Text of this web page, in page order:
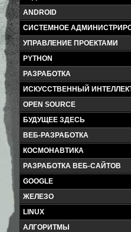
ANDROID
СИСТЕМНОЕ
УПРАВЛЕНИЕ ПРОЕКТАМИ
PYTHON
РАЗРАБОТКА
ИСКУССТВЕННЫЙ
OPEN SOURCE
БУДУЩЕЕ ЗДЕСЬ
ВЕБ-РАЗРАБОТКА
КОСМОНАВТИКА
РАЗРАБОТКА ВЕБ-САЙТОВ
GOOGLE
ЖЕЛЕЗО
LINUX
АЛГОРИТМЫ